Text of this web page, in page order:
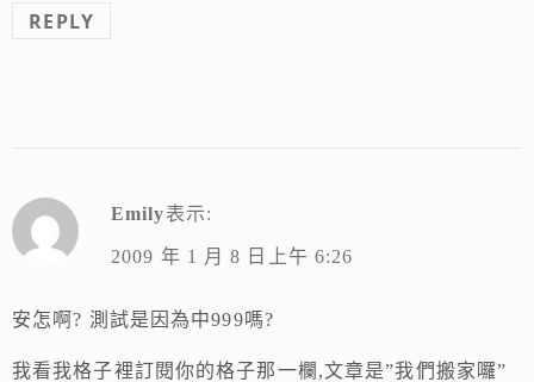
REPLY
Emily表示:
2009 年 1 月 8 日上午 6:26
安怎啊? 測試是因為中999嗎?
我看我格子裡訂閱你的格子那一欄,文章是”我們搬家囉”